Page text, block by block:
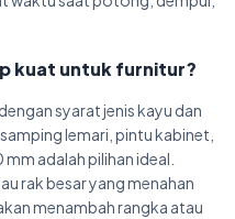
kuat untuk furnitur?
, dengan syarat jenis kayu dan
lemari, pintu kabinet,
adalah pilihan ideal.
rak besar yang menahan
menambah rangka atau